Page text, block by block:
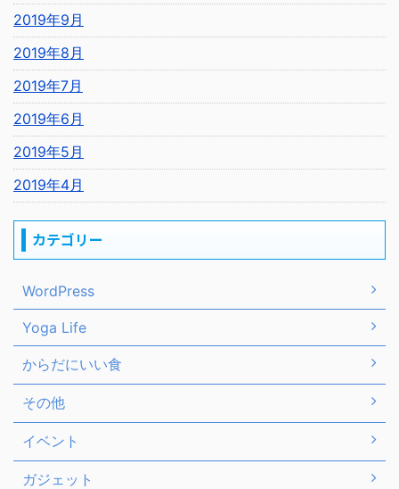
2019年9月
2019年8月
2019年7月
2019年6月
2019年5月
2019年4月
カテゴリー
WordPress
Yoga Life
からだにいい食
その他
イベント
ガジェット